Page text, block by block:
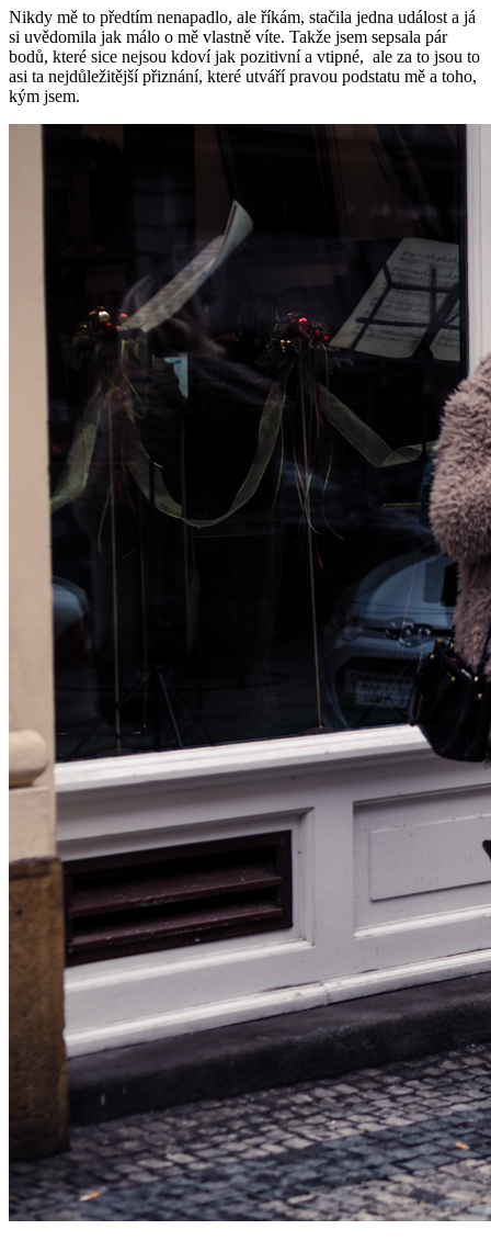
Nikdy mě to předtím nenapadlo, ale říkám, stačila jedna událost a já
si uvědomila jak málo o mě vlastně víte. Takže jsem sepsala pár
bodů, které sice nejsou kdoví jak pozitivní a vtipné, ale za to jsou to
asi ta nejdůležitější přiznání, které utváří pravou podstatu mě a toho,
kým jsem.